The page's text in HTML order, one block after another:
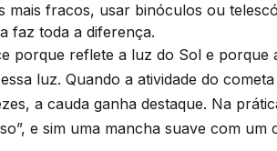
mais fracos, usar binóculos ou
faz toda a diferença.
porque reflete a luz do Sol e porque
luz. Quando a atividade do
a cauda ganha destaque. Na
e sim uma mancha suave com